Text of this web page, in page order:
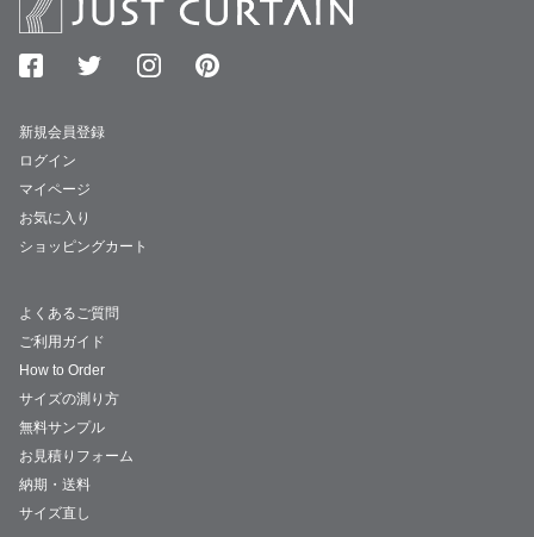
新規会員登録
ログイン
マイページ
お気に入り
ショッピングカート
よくあるご質問
ご利用ガイド
How to Order
サイズの測り方
無料サンプル
お見積りフォーム
納期・送料
サイズ直し